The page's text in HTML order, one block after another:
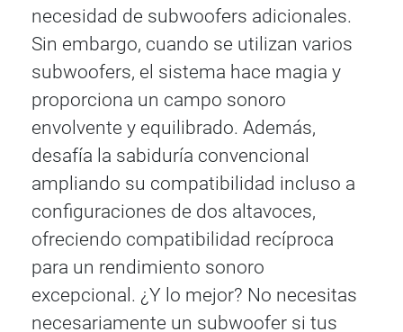
necesidad de subwoofers adicionales.
Sin embargo, cuando se utilizan varios
subwoofers, el sistema hace magia y
proporciona un campo sonoro
envolvente y equilibrado. Además,
desafía la sabiduría convencional
ampliando su compatibilidad incluso a
configuraciones de dos altavoces,
ofreciendo compatibilidad recíproca
para un rendimiento sonoro
excepcional. ¿Y lo mejor? No necesitas
necesariamente un subwoofer si tus